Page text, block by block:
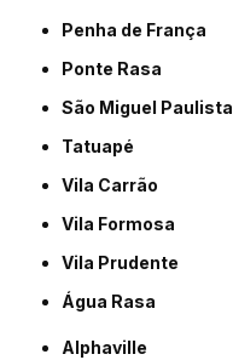
Penha de França
Ponte Rasa
São Miguel Paulista
Tatuapé
Vila Carrão
Vila Formosa
Vila Prudente
Água Rasa
Alphaville